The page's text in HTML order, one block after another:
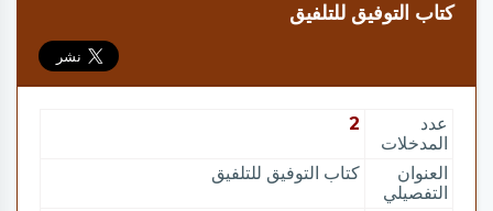
كتاب التوفيق للتلفيق
عدد
المدخلات
2
العنوان
التفصيلي
كتاب التوفيق للتلفيق